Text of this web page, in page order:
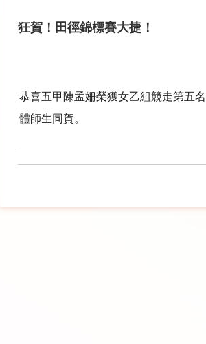
狂賀！田徑錦標賽大捷！
恭喜五甲陳孟姍榮獲女乙組競走第五
體師生同賀。